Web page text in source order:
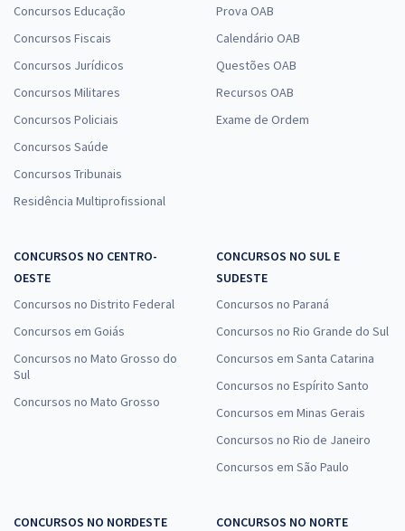
Concursos Educação
Concursos Fiscais
Concursos Jurídicos
Concursos Militares
Concursos Policiais
Concursos Saúde
Concursos Tribunais
Residência Multiprofissional
Prova OAB
Calendário OAB
Questões OAB
Recursos OAB
Exame de Ordem
CONCURSOS NO CENTRO-
OESTE
Concursos no Distrito Federal
Concursos em Goiás
Concursos no Mato Grosso do
Sul
Concursos no Mato Grosso
CONCURSOS NO SUL E
SUDESTE
Concursos no Paraná
Concursos no Rio Grande do Sul
Concursos em Santa Catarina
Concursos no Espírito Santo
Concursos em Minas Gerais
Concursos no Rio de Janeiro
Concursos em São Paulo
CONCURSOS NO NORDESTE
CONCURSOS NO NORTE